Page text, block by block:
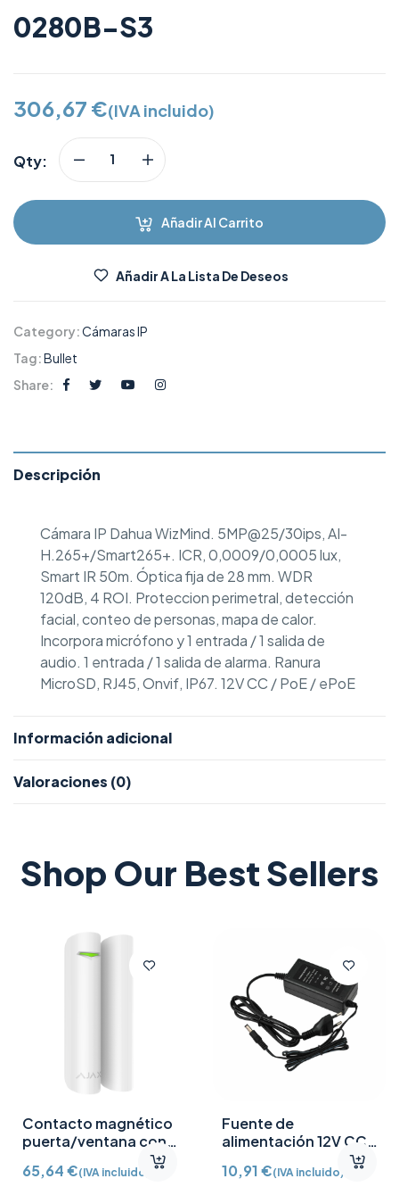
0280B-S3
306,67 €(IVA incluido)
Qty:
Añadir Al Carrito
Añadir A La Lista De Deseos
Category:Cámaras IP
Tag:Bullet
Share:
Descripción
Cámara IP Dahua WizMind. 5MP@25/30ips, AI-
H.265+/Smart265+. ICR, 0,0009/0,0005 lux,
Smart IR 50m. Óptica fija de 28 mm. WDR
120dB, 4 ROI. Proteccion perimetral, detección
facial, conteo de personas, mapa de calor.
Incorpora micrófono y 1 entrada / 1 salida de
audio. 1 entrada / 1 salida de alarma. Ranura
MicroSD, RJ45, Onvif, IP67. 12V CC / PoE / ePoE
Información adicional
Valoraciones (0)
Shop Our Best Sellers
Contacto magnético
puerta/ventana con
Detector vibración e
inclinación AJ-
65,64€(IVA incluido)
Fuente de
alimentación 12V CC
10,91€(IVA incluido)